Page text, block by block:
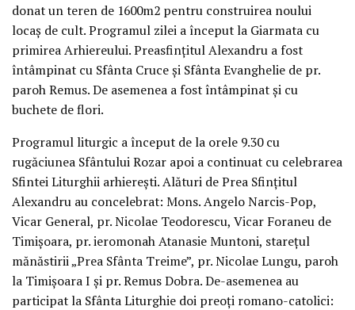
donat un teren de 1600m2 pentru construirea noului
locaş de cult. Programul zilei a început la Giarmata cu
primirea Arhiereului. Preasfinţitul Alexandru a fost
întâmpinat cu Sfânta Cruce şi Sfânta Evanghelie de pr.
paroh Remus. De asemenea a fost întâmpinat şi cu
buchete de flori.
Programul liturgic a început de la orele 9.30 cu
rugăciunea Sfântului Rozar apoi a continuat cu celebrarea
Sfintei Liturghii arhiereşti. Alături de Prea Sfinţitul
Alexandru au concelebrat: Mons. Angelo Narcis-Pop,
Vicar General, pr. Nicolae Teodorescu, Vicar Foraneu de
Timişoara, pr. ieromonah Atanasie Muntoni, stareţul
mănăstirii „Prea Sfânta Treime”, pr. Nicolae Lungu, paroh
la Timişoara I şi pr. Remus Dobra. De-asemenea au
participat la Sfânta Liturghie doi preoţi romano-catolici: